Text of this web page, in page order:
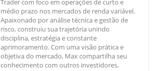
Trader com foco em operações de curto e
médio prazo nos mercados de renda variável.
Apaixonado por análise técnica e gestão de
risco, construiu sua trajetória unindo
disciplina, estratégia e constante
aprimoramento. Com uma visão prática e
objetiva do mercado, Max compartilha seu
conhecimento com outros investidores,